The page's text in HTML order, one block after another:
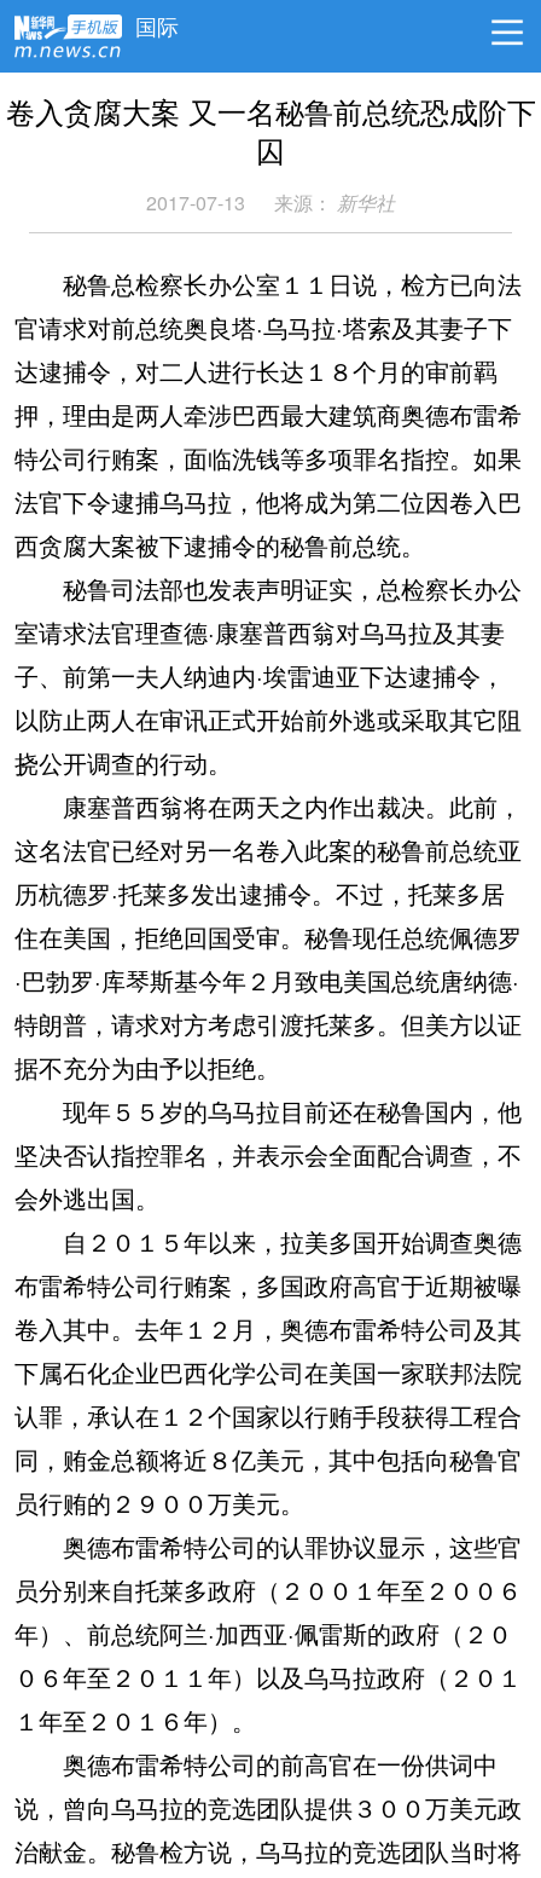
国际
卷入贪腐大案 又一名秘鲁前总统恐成阶下
囚
2017-07-13 来源： 新华社
秘鲁总检察长办公室１１日说，检方已向法
官请求对前总统奥良塔·乌马拉·塔索及其妻子下
达逮捕令，对二人进行长达１８个月的审前羁
押，理由是两人牵涉巴西最大建筑商奥德布雷希
特公司行贿案，面临洗钱等多项罪名指控。如果
法官下令逮捕乌马拉，他将成为第二位因卷入巴
西贪腐大案被下逮捕令的秘鲁前总统。
秘鲁司法部也发表声明证实，总检察长办公
室请求法官理查德·康塞普西翁对乌马拉及其妻
子、前第一夫人纳迪内·埃雷迪亚下达逮捕令，
以防止两人在审讯正式开始前外逃或采取其它阻
挠公开调查的行动。
康塞普西翁将在两天之内作出裁决。此前，
这名法官已经对另一名卷入此案的秘鲁前总统亚
历杭德罗·托莱多发出逮捕令。不过，托莱多居
住在美国，拒绝回国受审。秘鲁现任总统佩德罗
·巴勃罗·库琴斯基今年２月致电美国总统唐纳德·
特朗普，请求对方考虑引渡托莱多。但美方以证
据不充分为由予以拒绝。
现年５５岁的乌马拉目前还在秘鲁国内，他
坚决否认指控罪名，并表示会全面配合调查，不
会外逃出国。
自２０１５年以来，拉美多国开始调查奥德
布雷希特公司行贿案，多国政府高官于近期被曝
卷入其中。去年１２月，奥德布雷希特公司及其
下属石化企业巴西化学公司在美国一家联邦法院
认罪，承认在１２个国家以行贿手段获得工程合
同，贿金总额将近８亿美元，其中包括向秘鲁官
员行贿的２９００万美元。
奥德布雷希特公司的认罪协议显示，这些官
员分别来自托莱多政府（２００１年至２００６
年）、前总统阿兰·加西亚·佩雷斯的政府（２０
０６年至２０１１年）以及乌马拉政府（２０１
１年至２０１６年）。
奥德布雷希特公司的前高官在一份供词中
说，曾向乌马拉的竞选团队提供３００万美元政
治献金。秘鲁检方说，乌马拉的竞选团队当时将